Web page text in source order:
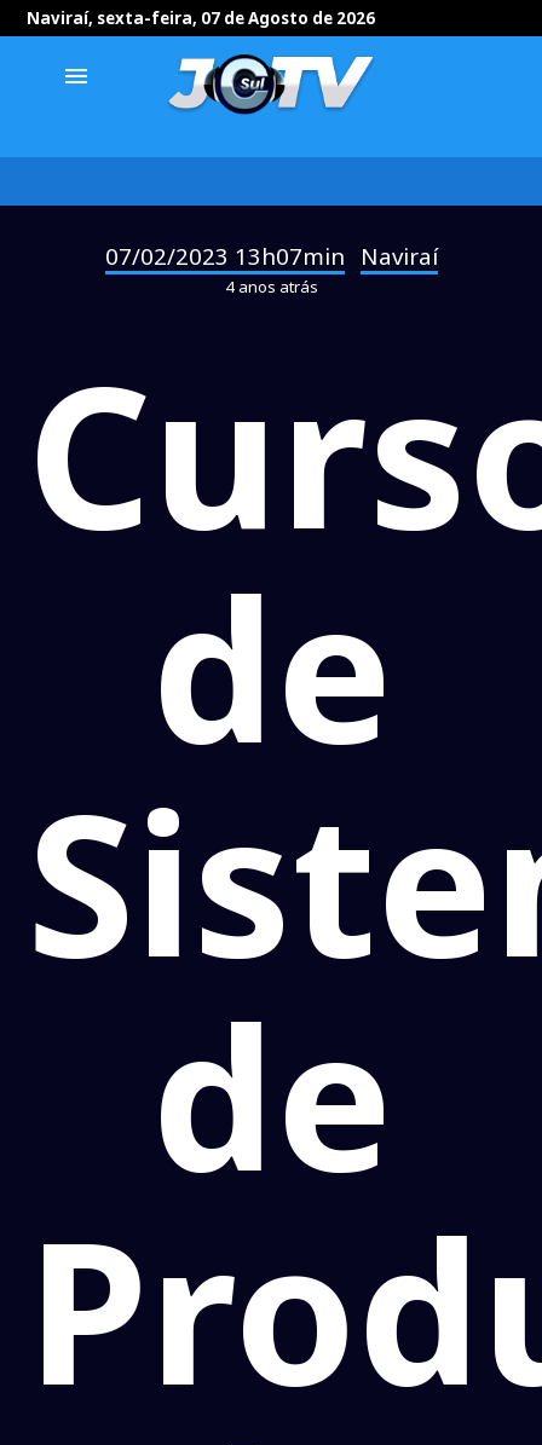
Naviraí, sexta-feira, 07 de Agosto de 2026
menu
07/02/2023 13h07min Naviraí
4 anos atrás
de
de